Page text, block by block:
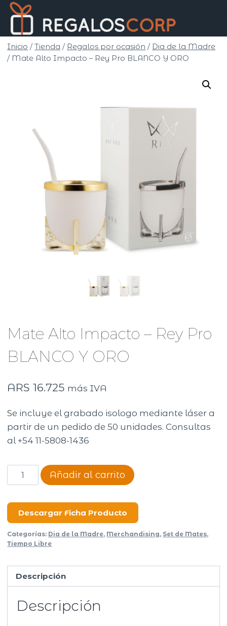
Saltar
contenido
Inicio / Tienda / Regalos por ocasión / Dia de la Madre
/ Mate Alto Impacto – Rey Pro BLANCO Y ORO
Mate Alto Impacto – Rey Pro
BLANCO Y ORO
ARS 16.725 más IVA
Se incluye el grabado isologo mediante láser a
partir de un pedido de 50 unidades. Consultas
al +54 11-5808-1436
Mate
Alto
Rey
Pro
Y
ORO
Añadir al carrito
Descargar Ficha Producto
Categorías: Dia de la Madre, Merchandising, Set de Mates,
Tiempo Libre
Descripción
Descripción